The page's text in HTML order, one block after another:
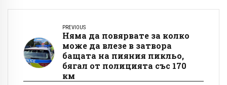
PREVIOUS
Няма да повярвате за колко
може да влезе в затвора
бащата на пияния пикльо,
бягал от полицията със 170
км